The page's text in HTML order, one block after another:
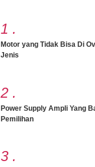
1 .
Motor yang Tidak Bisa Di
Jenis
2 .
Power Supply Ampli Yang
Pemilihan
3 .